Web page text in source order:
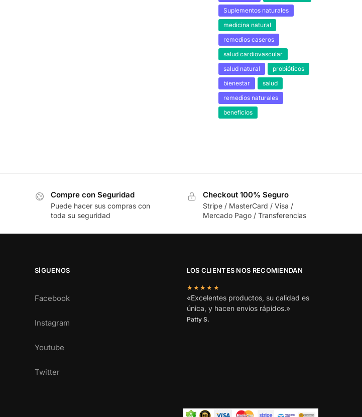
Suplementos naturales
medicina natural
remedios caseros
salud cardiovascular
salud natural
probióticos
bienestar
salud
remedios naturales
beneficios
Compre con Seguridad
Puede hacer sus compras con
toda su seguridad
Checkout 100% Seguro
Stripe / MasterCard / Visa /
Mercado Pago / Transferencias
SÍGUENOS
Facebook
Instagram
Youtube
Twitter
LOS CLIENTES NOS RECOMIENDAN
★★★★★
«Excelentes productos, su calidad es
única, y hacen envíos rápidos.»
Patty S.